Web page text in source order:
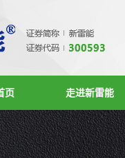
页 走进新雷能